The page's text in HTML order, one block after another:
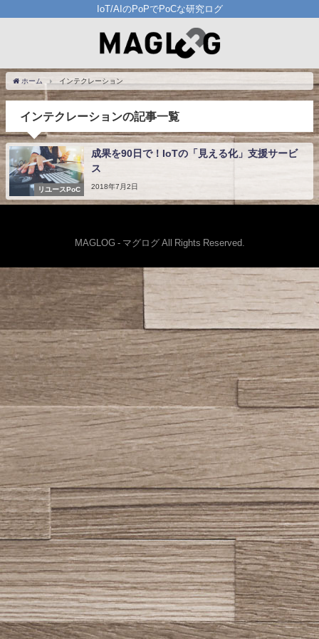
IoT/AIのPoPでPoCな研究ログ
ホーム インテクレーション
インテクレーションの記事一覧
リユースPoC
成果を90日で！IoTの「見える化」支援サービ
ス
2018年7月2日
MAGLOG - マグログ All Rights Reserved.